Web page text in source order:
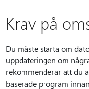
Krav på
Du måste starta om
uppdateringen om
rekommenderar att du
baserade program